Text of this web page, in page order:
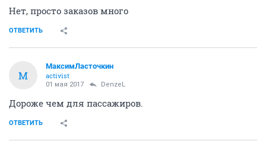
Нет, просто заказов много
ОТВЕТИТЬ
М
МаксимЛасточкин
activist
01 мая 2017 DenzeL
Дороже чем для пассажиров.
ОТВЕТИТЬ